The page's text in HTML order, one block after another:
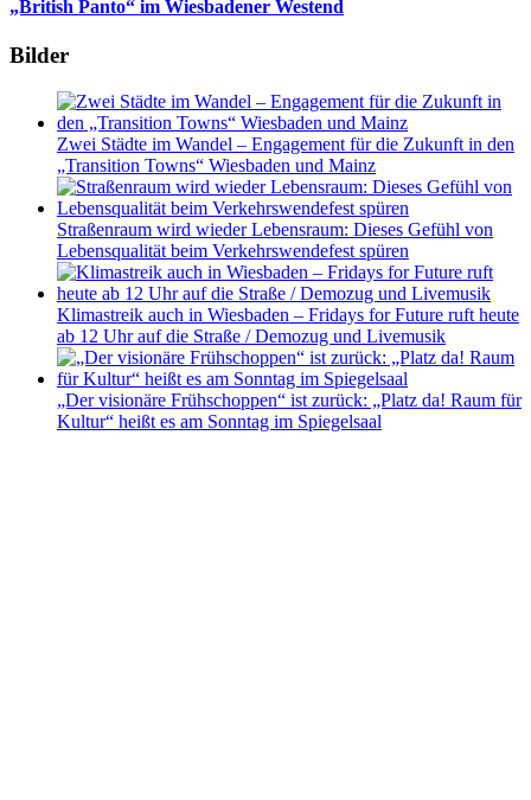
„British Panto“ im Wiesbadener Westend
Bilder
Zwei Städte im Wandel – Engagement für die Zukunft in den
„Transition Towns“ Wiesbaden und Mainz
Straßenraum wird wieder Lebensraum: Dieses Gefühl von
Lebensqualität beim Verkehrswendefest spüren
Klimastreik auch in Wiesbaden – Fridays for Future ruft heute
ab 12 Uhr auf die Straße / Demozug und Livemusik
„Der visionäre Frühschoppen“ ist zurück: „Platz da! Raum für
Kultur“ heißt es am Sonntag im Spiegelsaal